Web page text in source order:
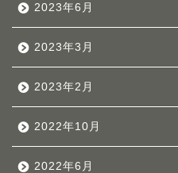
2023年6月
2023年3月
2023年2月
2022年10月
2022年6月